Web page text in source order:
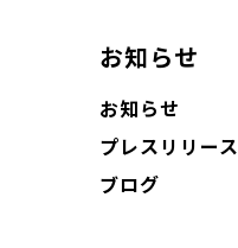
お知らせ
お知らせ
プレスリリース
ブログ